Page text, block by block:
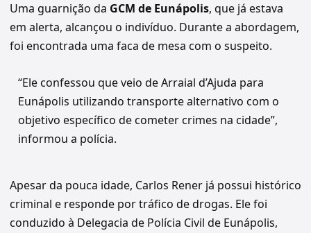
Uma guarnição da GCM de Eunápolis, que já estava
em alerta, alcançou o indivíduo. Durante a abordagem,
foi encontrada uma faca de mesa com o suspeito.
“Ele confessou que veio de Arraial d’Ajuda para
Eunápolis utilizando transporte alternativo com o
objetivo específico de cometer crimes na cidade”,
informou a polícia.
Apesar da pouca idade, Carlos Rener já possui histórico
criminal e responde por tráfico de drogas. Ele foi
conduzido à Delegacia de Polícia Civil de Eunápolis,